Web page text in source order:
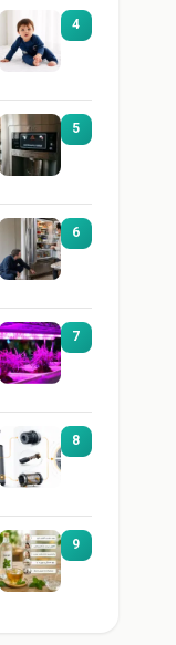
4
5
6
7
8
9